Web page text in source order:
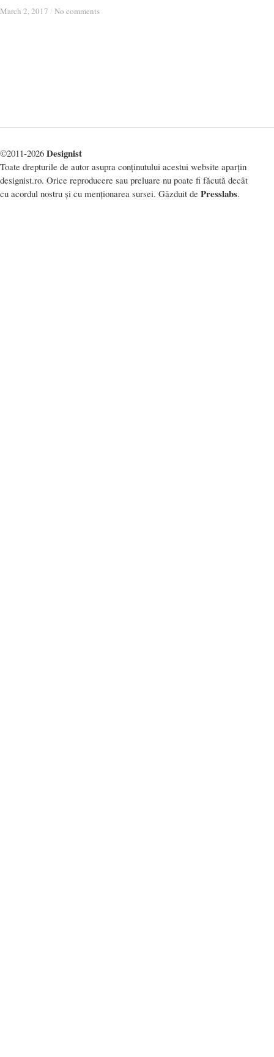
March 2, 2017 / No comments
March 2, 2017 / No comments
©2011-2026 Designist
Toate drepturile de autor asupra conținutului acestui website aparțin
designist.ro. Orice reproducere sau preluare nu poate fi făcută decât
cu acordul nostru și cu menționarea sursei. Găzduit de Presslabs.